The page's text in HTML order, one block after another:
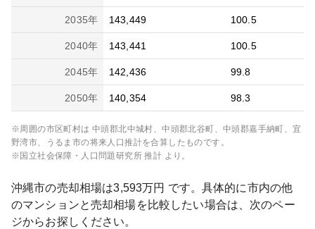
2035年 143,449 100.5
2040年 143,441 100.5
2045年 142,436 99.8
2050年 140,354 98.3
※周囲の市区町村は 中頭郡北中城村、中頭郡北谷町、中頭郡嘉手納町、宜
野湾市、うるま市の将来人口推計を合算したものです。
※国立社会保障・人口問題研究所 推計 より。
沖縄市の売却相場は3,593万円 です。具体的に市内の他
のマンションと売却相場を比較したい場合は、次のペー
ジからお探しください。